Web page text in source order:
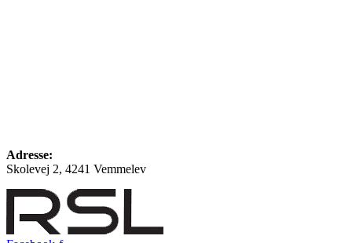
Adresse:
Skolevej 2, 4241 Vemmelev